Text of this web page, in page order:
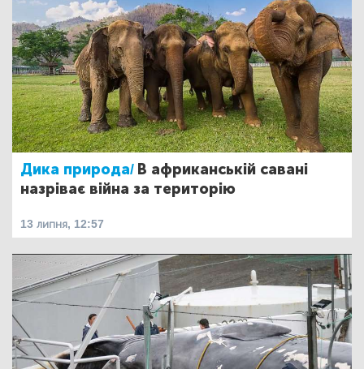
Дика природа/ В африканській савані
назріває війна за територію
13 липня, 12:57